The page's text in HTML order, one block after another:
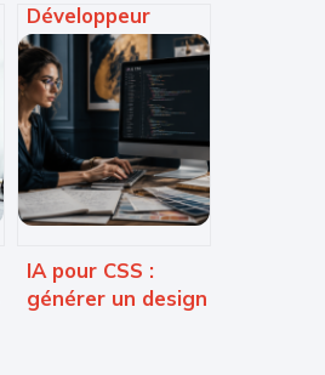
Développeur
blockchain : 520 €
de TJM moyen et
3 langages
indispensables
pour réussir
IA pour CSS :
générer un design